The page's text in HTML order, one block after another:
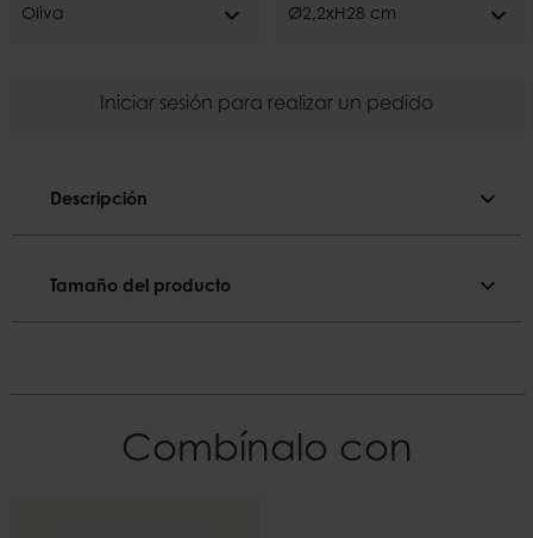
Oliva expand_more Ø2,2xH28 cm expand_more
Iniciar sesión para realizar un pedido
Descripción expand_more
Color sólido.
Tamaño del producto expand_more
Combínalo con